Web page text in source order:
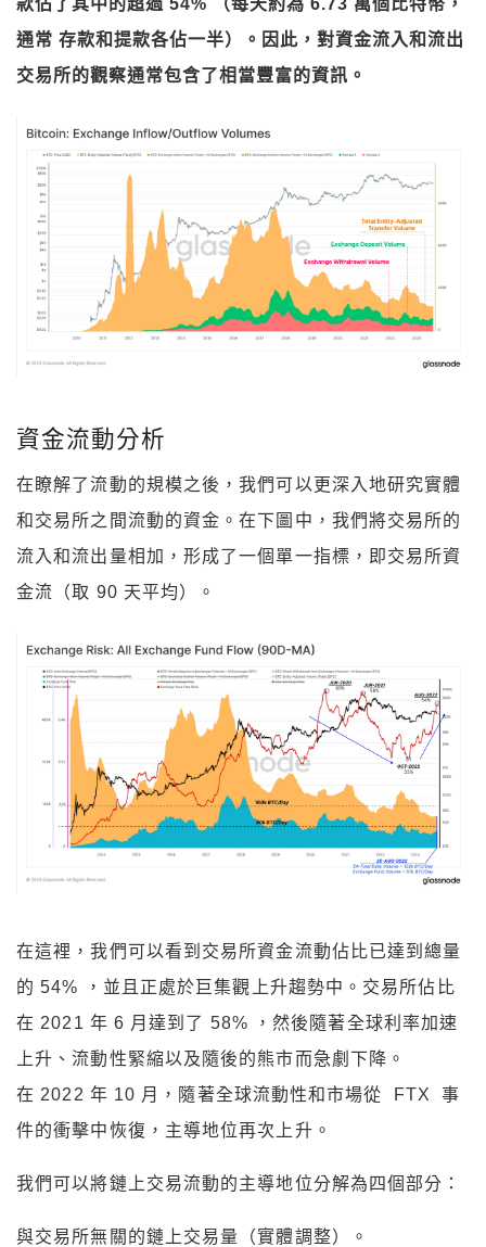
款佔了其中的超過 54% （每天約為 6.73 萬個比特幣，
通常 存款和提款各佔一半）。因此，對資金流入和流出
交易所的觀察通常包含了相當豐富的資訊。
資金流動分析
在瞭解了流動的規模之後，我們可以更深入地研究實體
和交易所之間流動的資金。在下圖中，我們將交易所的
流入和流出量相加，形成了一個單一指標，即交易所資
金流（取 90 天平均）。
在這裡，我們可以看到交易所資金流動佔比已達到總量
的 54% ，並且正處於巨集觀上升趨勢中。交易所佔比
在 2021 年 6 月達到了 58% ，然後隨著全球利率加速
上升、流動性緊縮以及隨後的熊市而急劇下降。
在 2022 年 10 月，隨著全球流動性和市場從 FTX 事
件的衝擊中恢復，主導地位再次上升。
我們可以將鏈上交易流動的主導地位分解為四個部分：
與交易所無關的鏈上交易量（實體調整）。